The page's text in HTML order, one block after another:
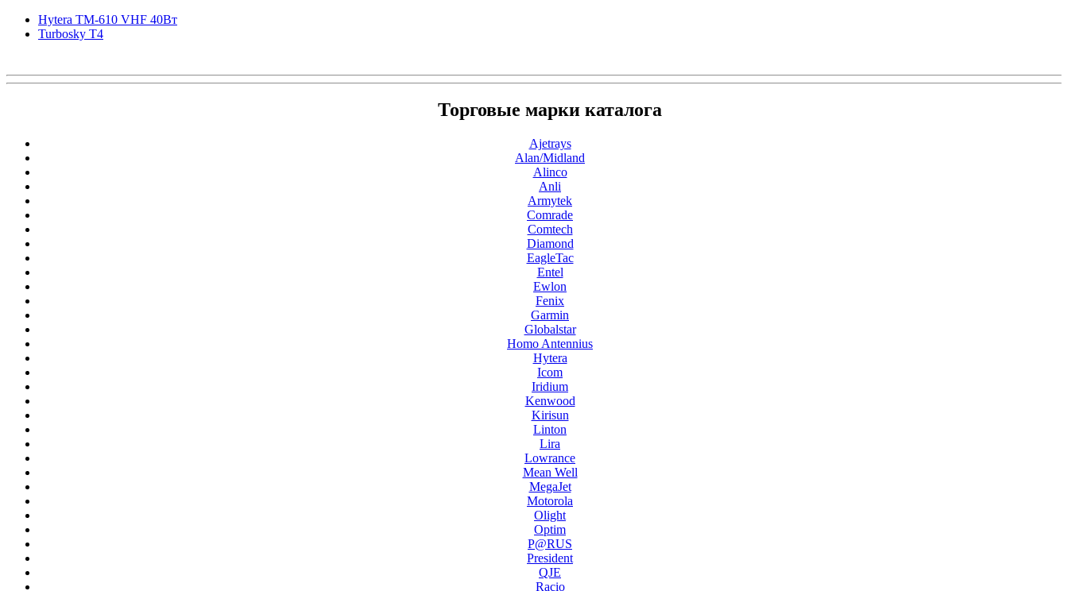
Hytera TM-610 VHF 40Вт
Turbosky T4
Торговые марки каталога
Ajetrays
Alan/Midland
Alinco
Anli
Armytek
Comrade
Comtech
Diamond
EagleTac
Entel
Ewlon
Fenix
Garmin
Globalstar
Homo Antennius
Hytera
Icom
Iridium
Kenwood
Kirisun
Linton
Lira
Lowrance
Mean Well
MegaJet
Motorola
Olight
Optim
P@RUS
President
QJE
Racio